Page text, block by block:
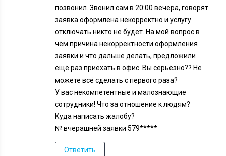
позвонил. Звонил сам в 20:00 вечера, говорят
заявка оформлена некорректно и услугу
отключать никто не будет. На мой вопрос в
чём причина некорректности оформления
заявки и что дальше делать, предложили
ещё раз приехать в офис. Вы серьёзно?? Не
можете всё сделать с первого раза?
У вас некомпетентные и малознающие
сотрудники! Что за отношение к людям?
Куда написать жалобу?
№ вчерашней заявки 579*****
Ответить